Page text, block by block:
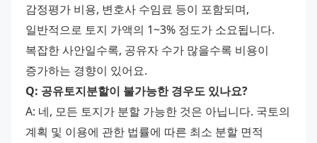
감정평가 비용, 변호사 수임료 등이 포함되며,
일반적으로 토지 가액의 1~3% 정도가 소요됩니다.
복잡한 사안일수록, 공유자 수가 많을수록 비용이
증가하는 경향이 있어요.
Q: 공유토지분할이 불가능한 경우도 있나요?
A: 네, 모든 토지가 분할 가능한 것은 아닙니다. 국토의
계획 및 이용에 관한 법률에 따른 최소 분할 면적